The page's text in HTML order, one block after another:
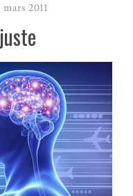
mars 2011